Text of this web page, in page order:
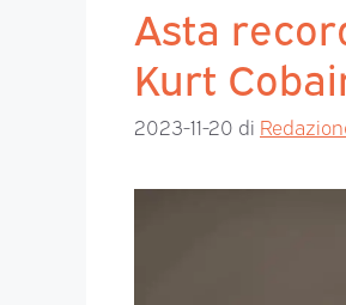
Asta
Kurt
2023-11-20 di